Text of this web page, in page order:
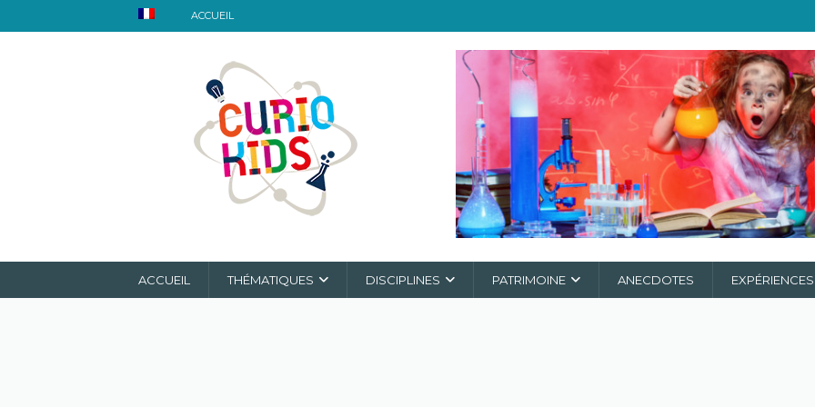
ACCUEIL
ACCUEIL THÉMATIQUES DISCIPLINES PATRIMOINE ANECDOTES